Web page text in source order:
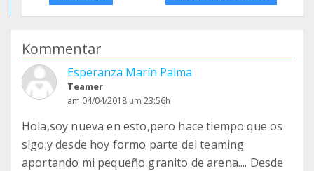
Kommentar
Esperanza Marín Palma
Teamer
am 04/04/2018 um 23:56h
Hola,soy nueva en esto,pero hace tiempo que os
sigo;y desde hoy formo parte del teaming
aportando mi pequeño granito de arena.... Desde